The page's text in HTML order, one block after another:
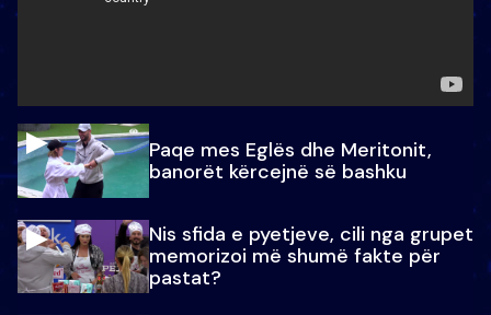
Paqe mes Eglës dhe Meritonit,
banorët kërcejnë së bashku
Nis sfida e pyetjeve, cili nga grupet
memorizoi më shumë fakte për
pastat?